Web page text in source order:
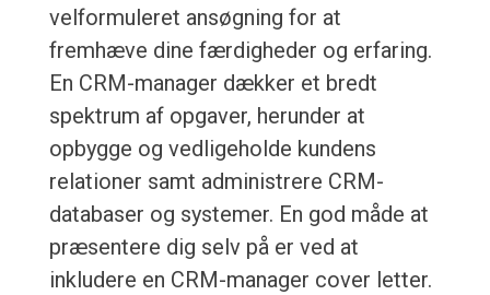
velformuleret ansøgning for at
fremhæve dine færdigheder og erfaring.
En CRM-manager dækker et bredt
spektrum af opgaver, herunder at
opbygge og vedligeholde kundens
relationer samt administrere CRM-
databaser og systemer. En god måde at
præsentere dig selv på er ved at
inkludere en CRM-manager cover letter.